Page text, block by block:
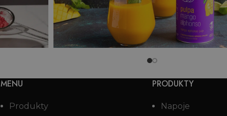
kokosową i żurawiną
MENU
Produkty
PRODUKTY
Napoje